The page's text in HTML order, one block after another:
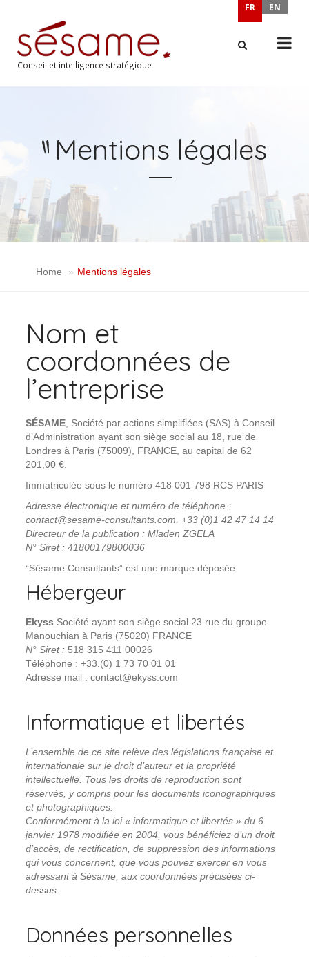
FR EN
Conseil et intelligence stratégique
Mentions légales
Home Mentions légales
Nom et
coordonnées de
l’entreprise
SÉSAME , Société par actions simplifiées (SAS) à Conseil
d’Administration ayant son siège social au 18, rue de
Londres à Paris (75009), FRANCE, au capital de 62
201,00 €.
Immatriculée sous le numéro 418 001 798 RCS PARIS
Adresse électronique et numéro de téléphone :
contact@sesame-consultants.com, +33 (0)1 42 47 14 14
Directeur de la publication : Mladen ZGELA
N° Siret : 41800179800036
“Sésame Consultants” est une marque déposée.
Hébergeur
Ekyss Société ayant son siège social 23 rue du groupe
Manouchian à Paris (75020) FRANCE
N° Siret : 518 315 411 00026
Téléphone : +33.(0) 1 73 70 01 01
Adresse mail : contact@ekyss.com
Informatique et libertés
L’ensemble de ce site relève des législations française et
internationale sur le droit d’auteur et la propriété
intellectuelle. Tous les droits de reproduction sont
réservés, y compris pour les documents iconographiques
et photographiques.
Conformément à la loi « informatique et libertés » du 6
janvier 1978 modifiée en 2004, vous bénéficiez d’un droit
d’accès, de rectification, de suppression des informations
qui vous concernent, que vous pouvez exercer en vous
adressant à Sésame, aux coordonnées précisées ci-
dessus.
Données personnelles